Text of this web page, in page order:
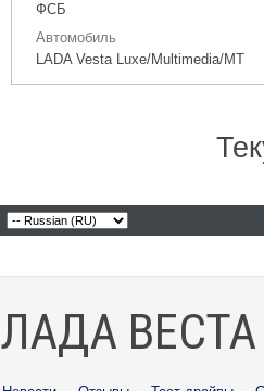
ФСБ
Автомобиль
LADA Vesta Luxe/Multimedia/MT
ЛАДА ВЕСТА